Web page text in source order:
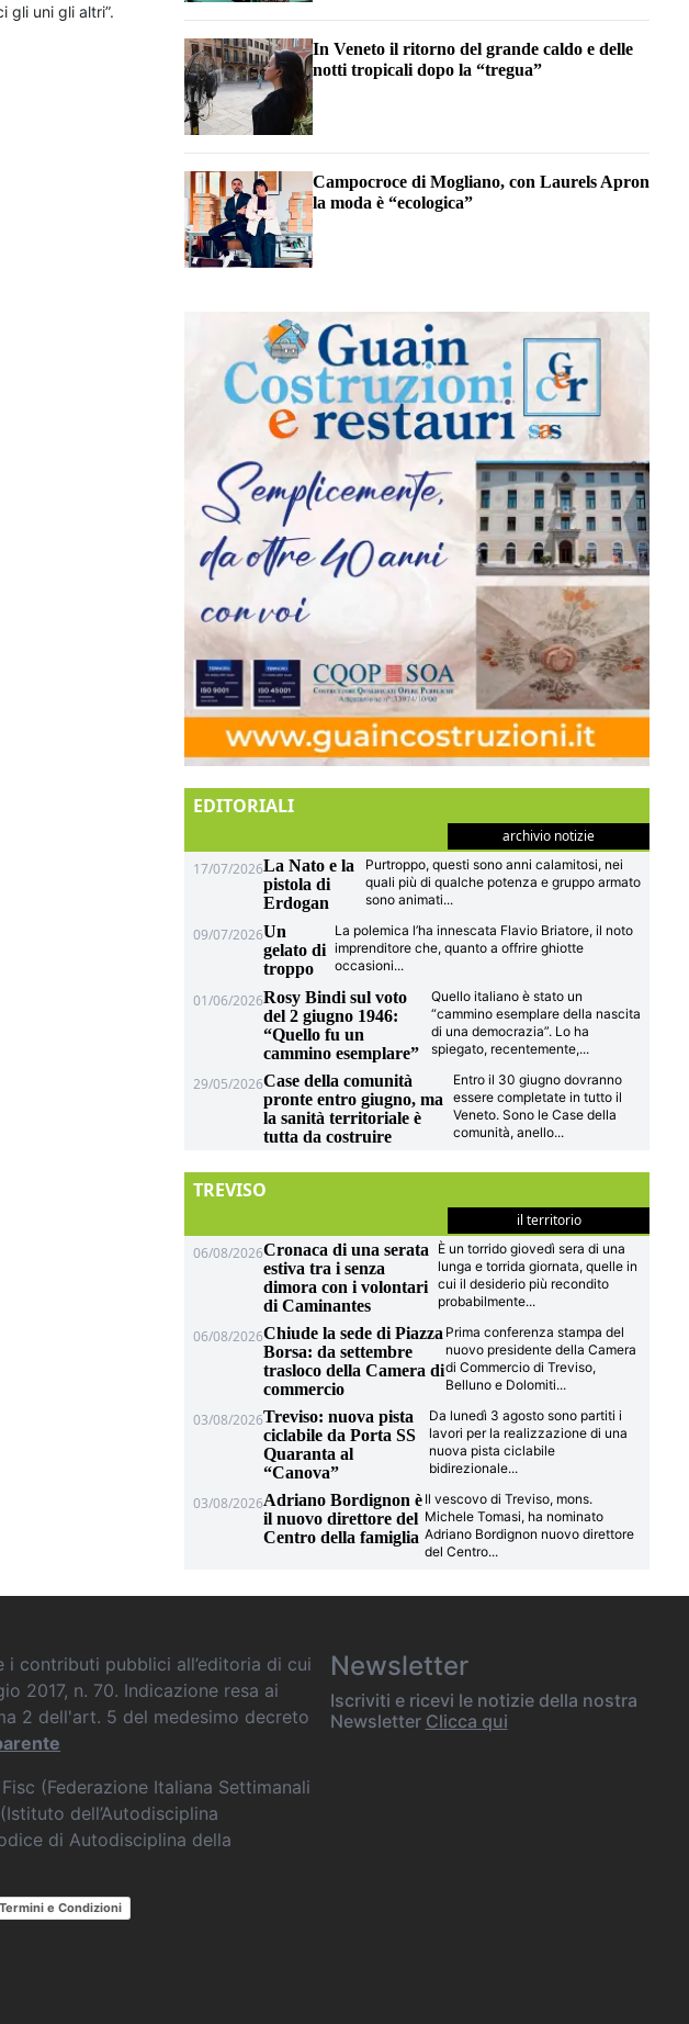
gli uni gli altri”.
In Veneto il ritorno del grande caldo e delle
notti tropicali dopo la “tregua”
Campocroce di Mogliano, con Laurels Apron
la moda è “ecologica”
EDITORIALI
archivio notizie
17/07/2026La Nato e la
pistola di
Erdogan
Purtroppo, questi sono anni calamitosi, nei
quali più di qualche potenza e gruppo armato
sono animati...
09/07/2026Un
gelato di
troppo
La polemica l’ha innescata Flavio Briatore, il noto
imprenditore che, quanto a offrire ghiotte
occasioni...
01/06/2026Rosy Bindi sul voto
del 2 giugno 1946:
“Quello fu un
cammino esemplare”
Quello italiano è stato un
“cammino esemplare della nascita
di una democrazia”. Lo ha
spiegato, recentemente,...
29/05/2026Case della comunità
pronte entro giugno, ma
la sanità territoriale è
tutta da costruire
Entro il 30 giugno dovranno
essere completate in tutto il
Veneto. Sono le Case della
comunità, anello...
TREVISO
il territorio
06/08/2026Cronaca di una serata
estiva tra i senza
dimora con i volontari
di Caminantes
È un torrido giovedì sera di una
lunga e torrida giornata, quelle in
cui il desiderio più recondito
probabilmente...
06/08/2026Chiude la sede di Piazza
Borsa: da settembre
trasloco della Camera di
commercio
Prima conferenza stampa del
nuovo presidente della Camera
di Commercio di Treviso,
Belluno e Dolomiti...
03/08/2026Treviso: nuova pista
ciclabile da Porta SS
Quaranta al
“Canova”
Da lunedì 3 agosto sono partiti i
lavori per la realizzazione di una
nuova pista ciclabile
bidirezionale...
03/08/2026Adriano Bordignon è
il nuovo direttore del
Centro della famiglia
Il vescovo di Treviso, mons.
Michele Tomasi, ha nominato
Adriano Bordignon nuovo direttore
del Centro...
i contributi pubblici all’editoria di cui
2017, n. 70. Indicazione resa ai
2 dell'art. 5 del medesimo decreto
(Federazione Italiana Settimanali
dell’Autodisciplina
di Autodisciplina della
Termini e Condizioni
Newsletter
Iscriviti e ricevi le notizie della nostra
Newsletter Clicca qui